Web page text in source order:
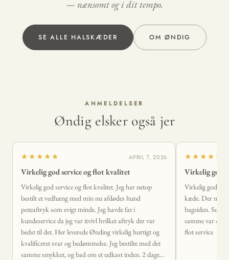
— nænsomt og i dit tempo.
SE ALLE HALSKÆDER OM ØNDIG
ANMELDELSER
Øndig elsker også jer
★★★★★ APRIL 7, 2026
Virkelig god service og flot kvalitet
Virkelig god service og flot kvalitet. Jeg har netop
bestilt et vedhæng med min nu afdødes hund
poteaftryk som evigt minde. Jeg havde fat i
kundeservice da jeg var itvivl hvilket aftryk der var
bedst til det. Her leverede Ønding virkelig hurtigt og
kvalificeret svar og bedømmelse. Jeg bestilte med det
samme smykket, og bad om et udkast inden. 2 dage
★★★★★
Virkelig god
Virkelig god
kæde. Der
bagsiden.
samme var der
flot service